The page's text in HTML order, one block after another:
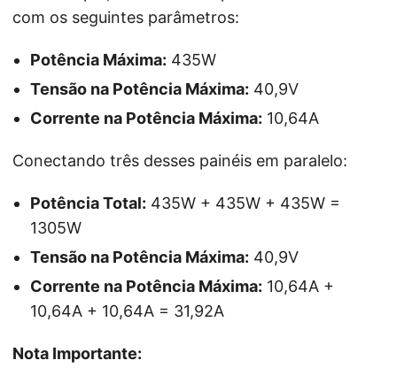
com os seguintes parâmetros:
Potência Máxima: 435W
Tensão na Potência Máxima: 40,9V
Corrente na Potência Máxima: 10,64A
Conectando três desses painéis em paralelo:
Potência Total: 435W + 435W + 435W =
1305W
Tensão na Potência Máxima: 40,9V
Corrente na Potência Máxima: 10,64A +
10,64A + 10,64A = 31,92A
Nota Importante: